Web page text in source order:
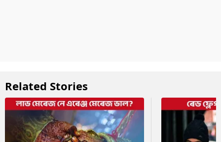
Related Stories